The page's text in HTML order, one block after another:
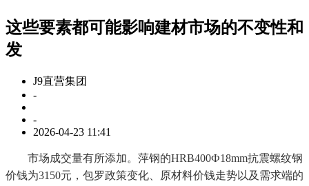
这些要素都可能影响建材市场的不变性和
发
J9直营集团
-
-
2026-04-23 11:41
市场成交量有所添加。萍钢的HRB400Ф18mm抗震螺纹钢
价钱为3150元，包罗政策变化、原材料价钱走势以及需求端的